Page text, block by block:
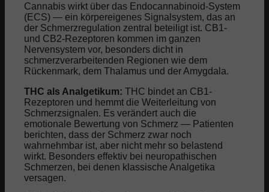
Cannabis wirkt über das Endocannabinoid-System
(ECS) — ein körpereigenes Signalsystem, das an
der Schmerzregulation zentral beteiligt ist. CB1-
und CB2-Rezeptoren kommen im ganzen
Nervensystem vor, besonders dicht in
schmerzverarbeitenden Regionen wie dem
Rückenmark, dem Thalamus und der Amygdala.
THC als Analgetikum: THC bindet an CB1-
Rezeptoren und hemmt die Weiterleitung von
Schmerzsignalen. Es verändert auch die
emotionale Bewertung von Schmerz — Patienten
berichten, dass der Schmerz zwar noch
wahrnehmbar ist, aber nicht mehr so belastend
wirkt. Besonders effektiv bei neuropathischen
Schmerzen, bei denen klassische Analgetika
versagen.